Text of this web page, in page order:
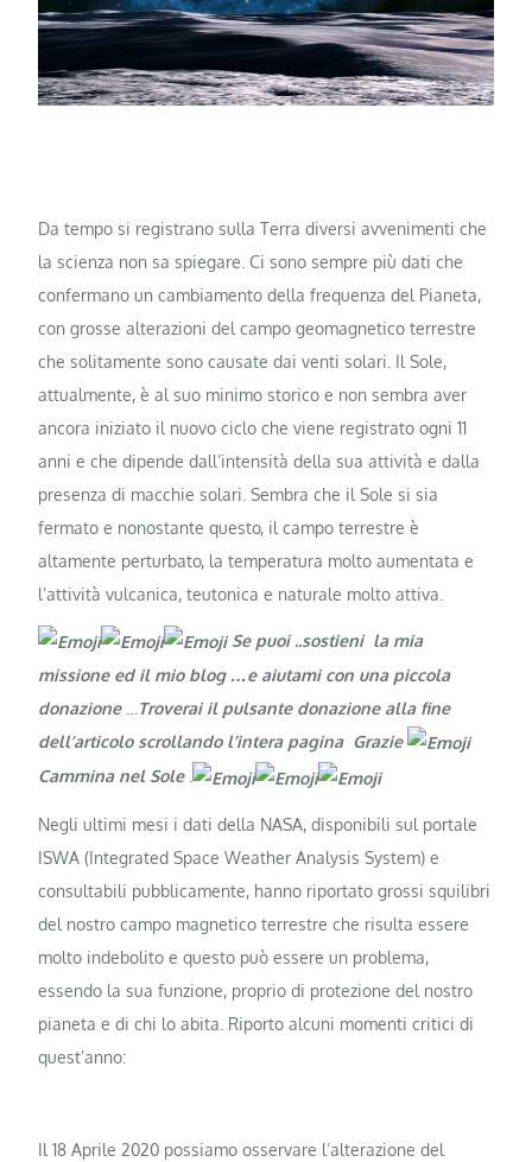
Da tempo si registrano sulla Terra diversi avvenimenti che
la scienza non sa spiegare. Ci sono sempre più dati che
confermano un cambiamento della frequenza del Pianeta,
con grosse alterazioni del campo geomagnetico terrestre
che solitamente sono causate dai venti solari. Il Sole,
attualmente, è al suo minimo storico e non sembra aver
ancora iniziato il nuovo ciclo che viene registrato ogni 11
anni e che dipende dall’intensità della sua attività e dalla
presenza di macchie solari. Sembra che il Sole si sia
fermato e nonostante questo, il campo terrestre è
altamente perturbato, la temperatura molto aumentata e
l’attività vulcanica, teutonica e naturale molto attiva.
Se puoi ..sostieni la mia
missione ed il mio blog …e aiutami con una piccola
donazione… Troverai il pulsante donazione alla fine
dell’articolo scrollando l’intera pagina Grazie
Cammina nel Sole.
Negli ultimi mesi i dati della NASA, disponibili sul portale
ISWA (Integrated Space Weather Analysis System) e
consultabili pubblicamente, hanno riportato grossi squilibri
del nostro campo magnetico terrestre che risulta essere
molto indebolito e questo può essere un problema,
essendo la sua funzione, proprio di protezione del nostro
pianeta e di chi lo abita. Riporto alcuni momenti critici di
quest’anno:
Il 18 Aprile 2020 possiamo osservare l’alterazione del